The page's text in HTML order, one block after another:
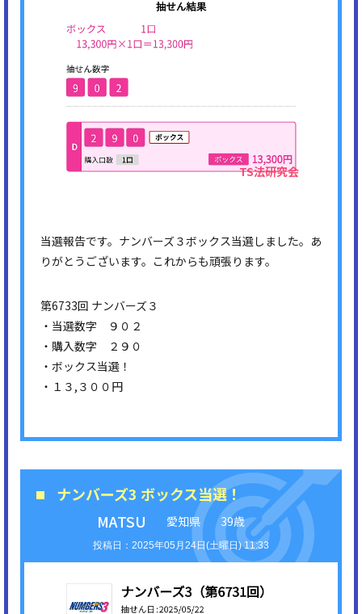
当選報告です。ナンバーズ３ボックス当選しました。あ
りがとうございます。これからも頑張ります。
第6733回 ナンバーズ３
・当選数字 ９０２
・購入数字 ２９０
・ボックス当選！
・１３,３００円
ナンバーズ3 ボックス当選！
MATSU
愛知県 39歳
2025年05月24日(土曜日) 11:33